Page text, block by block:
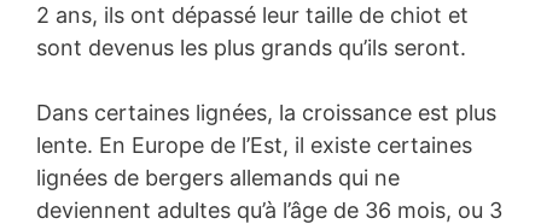
2 ans, ils ont dépassé leur taille de chiot et
sont devenus les plus grands qu’ils seront.
Dans certaines lignées, la croissance est plus
lente. En Europe de l’Est, il existe certaines
lignées de bergers allemands qui ne
deviennent adultes qu’à l’âge de 36 mois, ou 3